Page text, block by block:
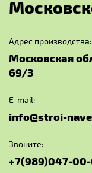
Московск
Адрес производства:
Московская
69/3
E-mail:
info@stroi-
Звоните:
+7(989)047-